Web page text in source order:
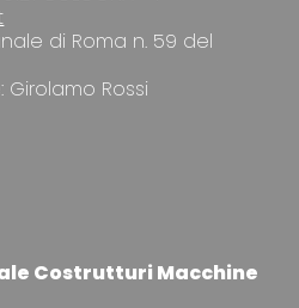
di Roma n. 59 del
Rossi
Costrutturi Macchine